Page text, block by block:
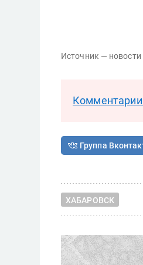
Источник —
Группа
ХАБАРОВСК